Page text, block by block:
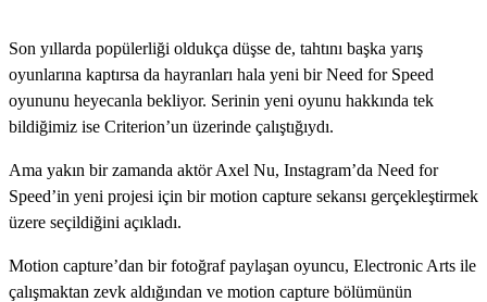
Son yıllarda popülerliği oldukça düşse de, tahtını başka yarış
oyunlarına kaptırsa da hayranları hala yeni bir Need for Speed
oyununu heyecanla bekliyor. Serinin yeni oyunu hakkında tek
bildiğimiz ise Criterion’un üzerinde çalıştığıydı.
Ama yakın bir zamanda aktör Axel Nu, Instagram’da Need for
Speed’in yeni projesi için bir motion capture sekansı gerçekleştirmek
üzere seçildiğini açıkladı.
Motion capture’dan bir fotoğraf paylaşan oyuncu, Electronic Arts ile
çalışmaktan zevk aldığından ve motion capture bölümünün